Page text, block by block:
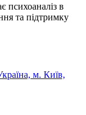
психоаналіз в
та підтримку
м. Київ,